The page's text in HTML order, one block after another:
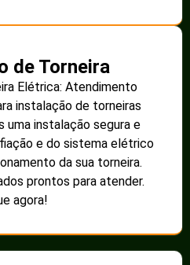
de Torneira
Elétrica: Atendimento
instalação de torneiras
uma instalação segura e
e do sistema elétrico
da sua torneira.
prontos para atender.
agora!